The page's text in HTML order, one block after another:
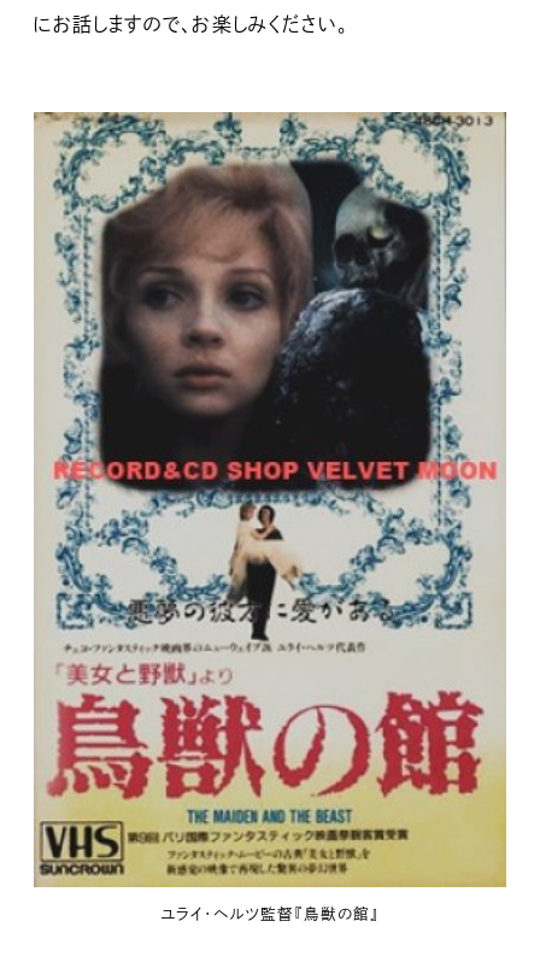
にお話しますので、お楽しみください。
ユライ・ヘルツ監督『鳥獣の館』